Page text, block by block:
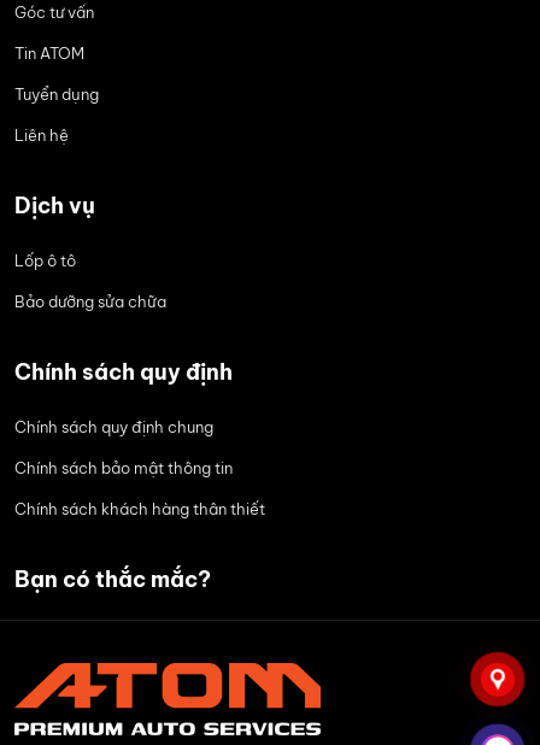
Góc tư vấn
Tin ATOM
Tuyển dụng
Liên hệ
Dịch vụ
Lốp ô tô
Bảo dưỡng sửa chữa
Chính sách quy định
Chính sách quy định chung
Chính sách bảo mật thông tin
Chính sách khách hàng thân thiết
Bạn có thắc mắc?